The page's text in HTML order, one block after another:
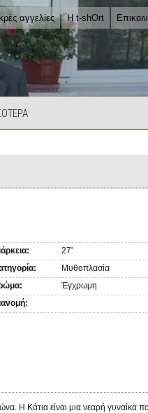
αγγελίες Η t-shOrt
27'
Μυθοπλασία
Έγχρωμη
Η Κάτια είναι μια νεαρή γυναίκα